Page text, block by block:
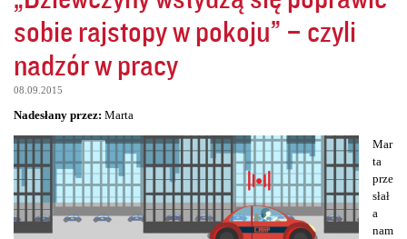
sobie rajstopy w pokoju” – czyli
nadzór w pracy
08.09.2015
Nadesłany przez: Marta
Mar
ta
prze
słał
a
nam